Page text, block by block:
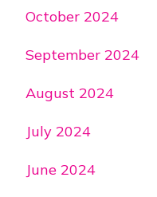
October 2024
September 2024
August 2024
July 2024
June 2024